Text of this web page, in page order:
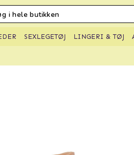
SEXLEGETØJ LINGERI & TØJ